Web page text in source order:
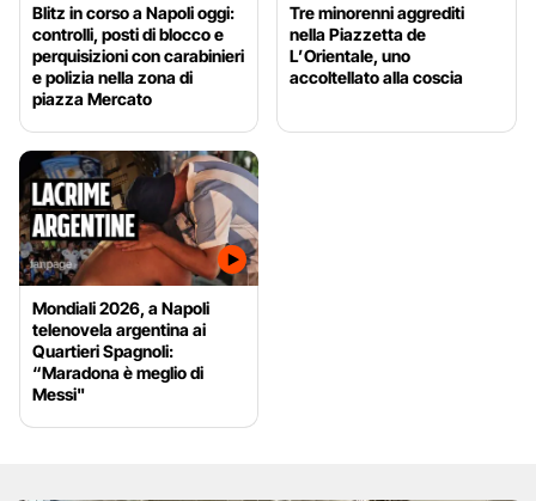
Blitz in corso a Napoli oggi:
controlli, posti di blocco e
perquisizioni con carabinieri
e polizia nella zona di
piazza Mercato
Tre minorenni aggrediti
nella Piazzetta de
L’Orientale, uno
accoltellato alla coscia
Mondiali 2026, a Napoli
telenovela argentina ai
Quartieri Spagnoli:
“Maradona è meglio di
Messi"